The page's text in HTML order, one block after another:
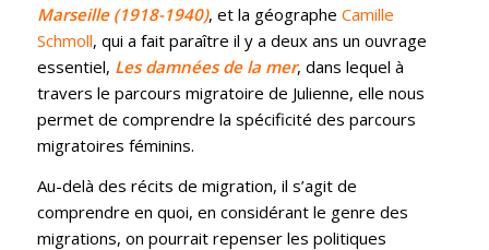
Marseille (1918-1940), et la géographe Camille
Schmoll, qui a fait paraître il y a deux ans un ouvrage
essentiel, Les damnées de la mer, dans lequel à
travers le parcours migratoire de Julienne, elle nous
permet de comprendre la spécificité des parcours
migratoires féminins.
Au-delà des récits de migration, il s’agit de
comprendre en quoi, en considérant le genre des
migrations, on pourrait repenser les politiques